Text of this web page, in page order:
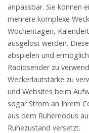
anpassbar. Sie können
mehrere komplexe
Wochentagen,
ausgelöst werden.
abspielen und
Radiosender zu
Weckerlautstärke zu
und Websites beim
sogar Strom an Ihrem
aus dem Ruhemodus
Ruhezustand versetzt.